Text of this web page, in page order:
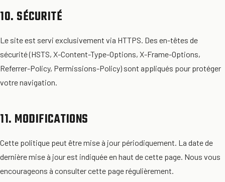
10. SÉCURITÉ
Le site est servi exclusivement via HTTPS. Des en-têtes de
sécurité (HSTS, X-Content-Type-Options, X-Frame-Options,
Referrer-Policy, Permissions-Policy) sont appliqués pour protéger
votre navigation.
11. MODIFICATIONS
Cette politique peut être mise à jour périodiquement. La date de
dernière mise à jour est indiquée en haut de cette page. Nous vous
encourageons à consulter cette page régulièrement.